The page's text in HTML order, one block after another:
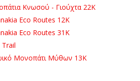
Κνωσού - Γιούχτα 22Κ
Eco Routes 12K
Eco Routes 31K
Trail
Μονοπάτι Μύθων 13Κ